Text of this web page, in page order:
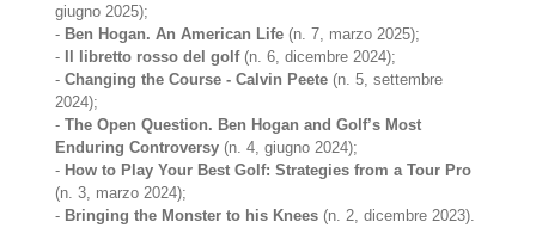
giugno 2025);
- Ben Hogan. An American Life (n. 7, marzo 2025);
-
Il libretto rosso del golf(n. 6, dicembre 2024);
-Changing the Course - Calvin Peete (n. 5, settembre
2024);
-The Open Question. Ben Hogan and Golf’s Most
Enduring Controversy (n. 4, giugno 2024);
- How to Play Your Best Golf: Strategies from a Tour Pro
(n. 3, marzo 2024);
- Bringing the Monster to his Knees (n. 2, dicembre 2023).